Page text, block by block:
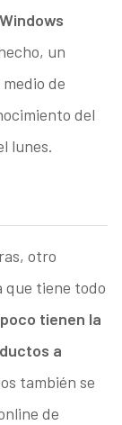
un
de
del
lunes.
otro
que tiene todo
tienen la
a
también se
de